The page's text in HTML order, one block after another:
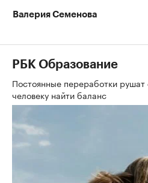
Валерия Семенова
РБК Образование
Постоянные переработки рушат
человеку найти баланс